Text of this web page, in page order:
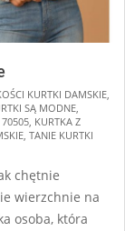
KURTKI DAMSKIE,
SĄ MODNE,
70505, KURTKA Z
, TANIE KURTKI
chętnie
wierzchnie na
osoba, która